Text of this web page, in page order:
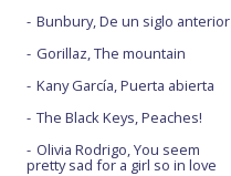
Bunbury, De un siglo anterior
Gorillaz, The mountain
Kany García, Puerta abierta
The Black Keys, Peaches!
Olivia Rodrigo, You seem
pretty sad for a girl so in love